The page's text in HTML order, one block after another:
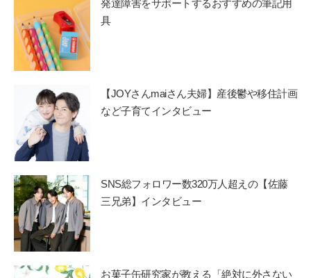
発達障害をサポートするおすすめの筆記用
具
【JOYさんmaiさん夫婦】産後鬱や移住計画
など子育てインタビュー
SNS総フォロワー数320万人超えの【佐藤
三兄弟】インタビュー
お菓子缶研究家が教える「絶対に外さない